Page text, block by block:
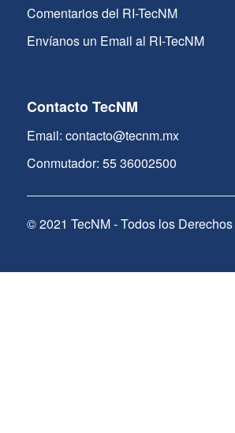
Comentarios del RI-TecNM
Envíanos un Email al RI-TecNM
Contacto TecNM
Email: contacto@tecnm.mx
Conmutador: 55 36002500
© 2021 TecNM - Todos los